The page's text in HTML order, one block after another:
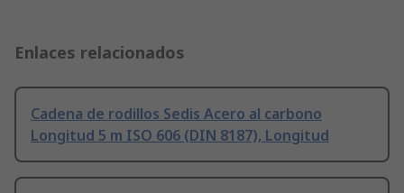
Enlaces relacionados
Cadena de rodillos Sedis Acero al carbono
Longitud 5 m ISO 606 (DIN 8187), Longitud